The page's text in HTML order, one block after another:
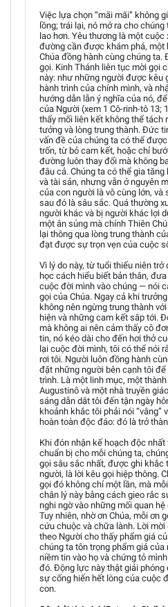
Việc lựa chọn “mãi mãi” không
lồng; trái lại, nó mở ra cho
lao hơn. Yêu thương là một
đường cần được khám phá, một
Chúa đồng hành cùng chúng ta.
gọi. Kinh Thánh liên tục mời gọi
này: như những người được kêu
hành trình của chính mình, và
hướng dẫn lẫn ý nghĩa của nó,
của Người (xem 1 Cô-rinh-tô 13;
thấy mối liên kết không thể tách
tưởng và lòng trung thành. Đức
vấn đề của chúng ta có thể
trốn, từ bỏ cam kết, hoặc chỉ
đường luôn thay đổi mà không
đâu cả. Chúng ta có thể gia
và tài sản, nhưng vẫn ở nguyên
của con người là vô cùng lớn, và
sau đó là sâu sắc. Quá thường
người khác và bị người khác lợi
một ân sủng mà chính Thiên
lại thông qua lòng trung thành
đạt được sự trọn vẹn của cuộc
Vì lý do này, từ tuổi thiếu niên
học cách hiểu biết bản thân,
cuộc đời mình vào chúng — nói
gọi của Chúa. Ngay cả khi
không nên ngừng trung thành
hiện và những cam kết sắp tới.
mà không ai nên cảm thấy cô
tin, nó kéo dài cho đến hơi thở
lại cuộc đời mình, tôi có thể nói
rơi tôi. Người luôn đồng hành
đặt những người bên cạnh tôi
trình. Là một linh mục, một
Augustinô và một nhà truyền
sáng dẫn dắt tôi đến tận ngày
khoảnh khắc tôi phải nói “vâng”
hoàn toàn độc đáo: đó là trở
Khi đón nhận kế hoạch độc
chuẩn bị cho mỗi chúng ta,
gọi sâu sắc nhất, được ghi khắc
người, là lời kêu gọi hiệp thông.
gọi đó không chỉ một lần, mà
chân lý này bằng cách gieo rắc
nghi ngờ vào những mối quan
Tuy nhiên, nhờ ơn Chúa, mỗi ơn
cứu chuộc và chữa lành. Lời mời
theo Người cho thấy phẩm giá
chúng ta tôn trọng phẩm giá
niềm tin vào họ và chứng tỏ
đó. Động lực này thật giải phóng
sự cống hiến hết lòng của cuộc
con.